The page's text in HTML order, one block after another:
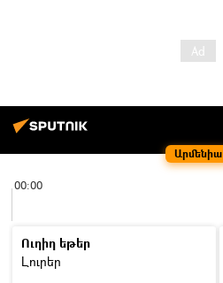
Արմենիա
00:00
Ուղիղ եթեր
Լուրեր